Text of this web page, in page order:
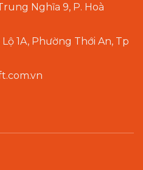
Nghĩa 9, P. Hoà
Lộ 1A, Phường Thới An, Tp